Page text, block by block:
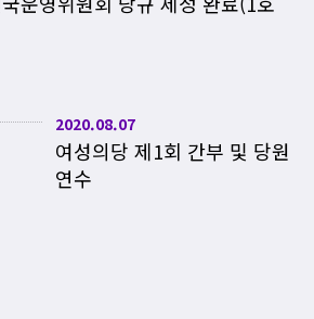
2020.08.07
여성의당 제1회 간부 및 당원
연수